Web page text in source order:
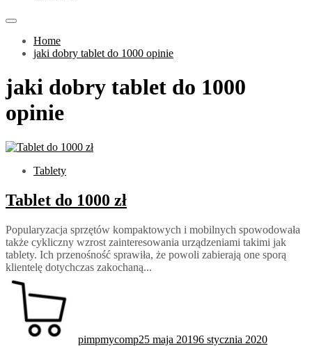
Home
jaki dobry tablet do 1000 opinie
jaki dobry tablet do 1000
opinie
Tablety
Tablet do 1000 zł
Popularyzacja sprzętów kompaktowych i mobilnych spowodowała
także cykliczny wzrost zainteresowania urządzeniami takimi jak
tablety. Ich przenośność sprawiła, że powoli zabierają one sporą
klientelę dotychczas zakochaną...
pimpmycomp25 maja 20196 stycznia 2020